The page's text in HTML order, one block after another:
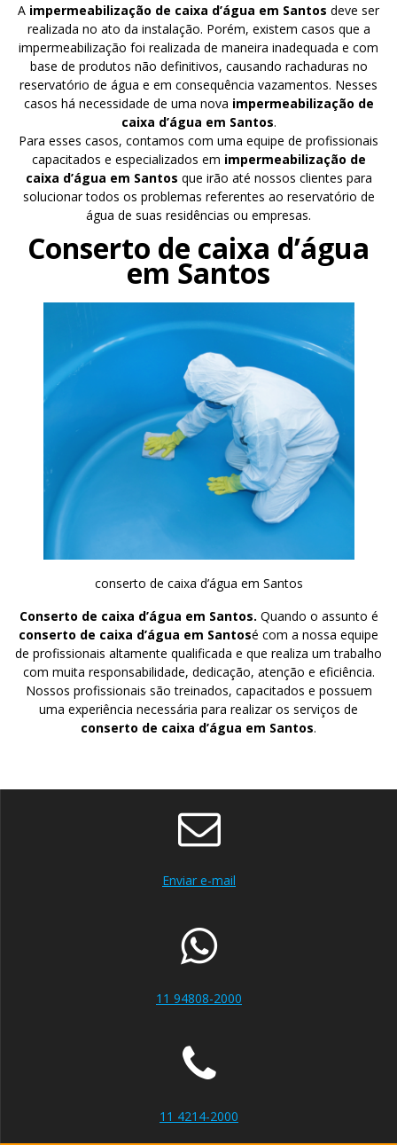
A impermeabilização de caixa d’água em Santos deve ser
realizada no ato da instalação. Porém, existem casos que a
impermeabilização foi realizada de maneira inadequada e com
base de produtos não definitivos, causando rachaduras no
reservatório de água e em consequência vazamentos. Nesses
casos há necessidade de uma nova impermeabilização de
caixa d’água em Santos.
Para esses casos, contamos com uma equipe de profissionais
capacitados e especializados em impermeabilização de
caixa d’água em Santos que irão até nossos clientes para
solucionar todos os problemas referentes ao reservatório de
água de suas residências ou empresas.
Conserto de caixa d’água
em Santos
conserto de caixa d’água em Santos
Conserto de caixa d’água em Santos. Quando o assunto é
conserto de caixa d’água em Santosé com a nossa equipe
de profissionais altamente qualificada e que realiza um trabalho
com muita responsabilidade, dedicação, atenção e eficiência.
Nossos profissionais são treinados, capacitados e possuem
uma experiência necessária para realizar os serviços de
conserto de caixa d’água em Santos.
Enviar e-mail
11 94808-2000
11 4214-2000